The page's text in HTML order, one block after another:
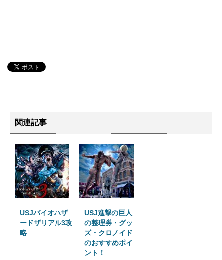
関連記事
USJバイオハザ
ードザリアル3攻
略
USJ進撃の巨人
の整理券・グッ
ズ・クロノイド
のおすすめポイ
ント！